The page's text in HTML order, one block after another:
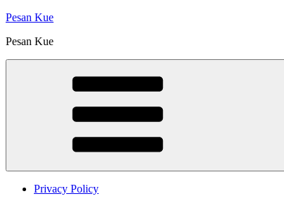
Skip
content
Pesan Kue
Pesan Kue
Privacy Policy